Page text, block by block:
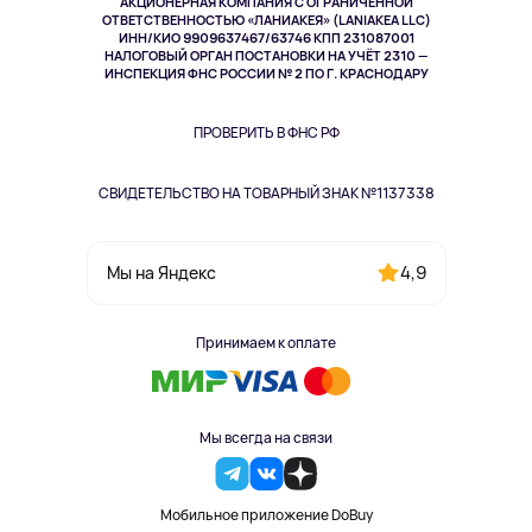
ОТВЕТСТВЕННОСТЬЮ «ЛАНИАКЕЯ» (LANIAKEA LLC)
ИНН/КИО 9909637467/63746 КПП 231087001
НАЛОГОВЫЙ ОРГАН ПОСТАНОВКИ НА УЧЁТ 2310 —
ИНСПЕКЦИЯ ФНС РОССИИ № 2 ПО Г. КРАСНОДАРУ
ПРОВЕРИТЬ В ФНС РФ
СВИДЕТЕЛЬСТВО НА ТОВАРНЫЙ ЗНАК №1137338
Мы на Яндекс 4,9
Принимаем к оплате
Мы всегда на связи
Мобильное приложение DoBuy
Здоровье питомцев
Одежда и аксессуары